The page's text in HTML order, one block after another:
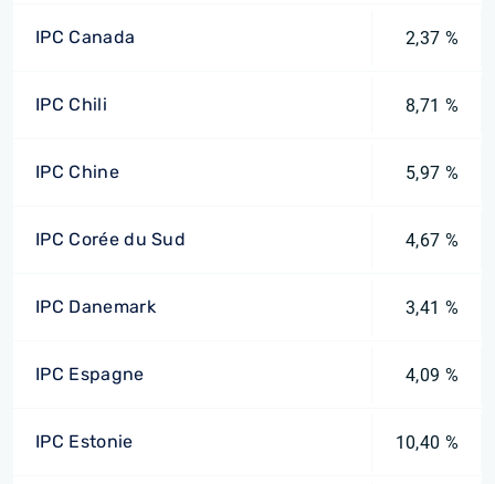
IPC Canada 2,37 %
IPC Chili 8,71 %
IPC Chine 5,97 %
IPC Corée du Sud 4,67 %
IPC Danemark 3,41 %
IPC Espagne 4,09 %
IPC Estonie 10,40 %